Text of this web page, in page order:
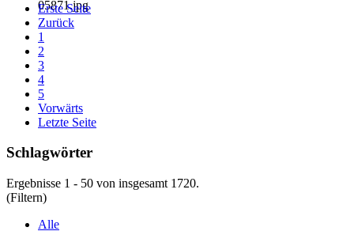
Erste Seite
Zurück
1
2
3
4
5
Vorwärts
Letzte Seite
Schlagwörter
Ergebnisse 1 - 50 von insgesamt 1720.
(Filtern)
Alle